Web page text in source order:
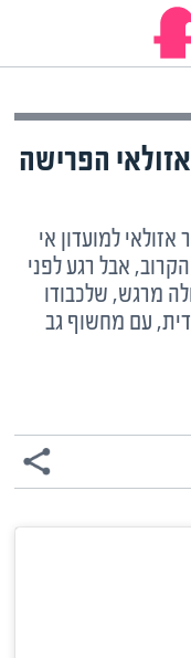
הפרישה
למועדון אי
אבל רגע לפני
מרגש, שלכבודו
עם מחשוף גב